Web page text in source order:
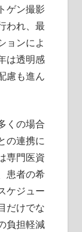
ゲン撮影
われ、最
ョンによ
は透明感
慮も進ん
くの場合
の連携に
専門医資
患者の希
ケジュー
だけでな
負担軽減